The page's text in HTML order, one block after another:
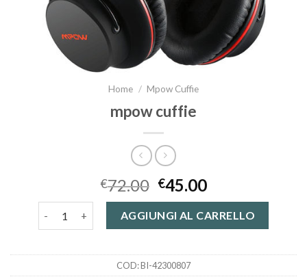
Home / Mpow Cuffie
mpow cuffie
€72.00 €45.00
mpow cuffie quantitàAGGIUNGI AL CARRELLO
COD:BI-42300807